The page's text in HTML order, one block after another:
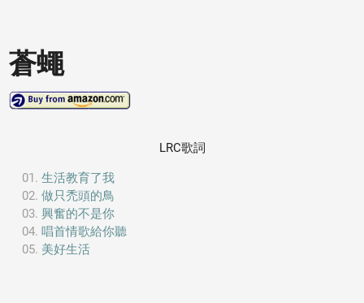
蒼蠅
LRC歌詞
生活教育了我
做只禿頭的鳥
興奮的不是你
唱首情歌給你聽
美好生活